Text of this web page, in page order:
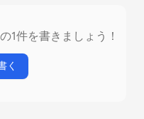
1件を書きましょう！
く